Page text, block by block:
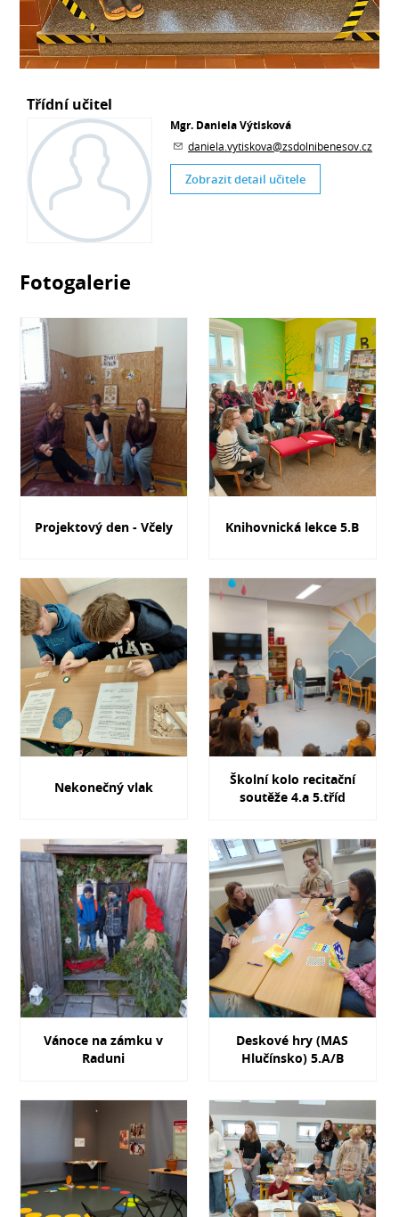
Třídní učitel
Mgr. Daniela Výtisková
daniela.vytiskova@zsdolnibenesov.cz
Zobrazit detail učitele
Fotogalerie
Projektový den - Včely Knihovnická lekce 5.B
Nekonečný vlak
Školní kolo recitační
soutěže 4.a 5.tříd
Vánoce na zámku v
Raduni
Deskové hry (MAS
Hlučínsko) 5.A/B